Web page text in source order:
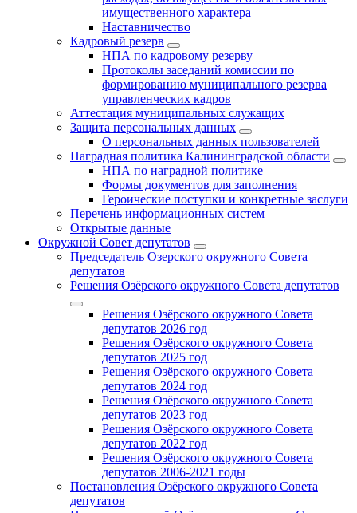
имущественного характера
Наставничество
Кадровый резерв
НПА по кадровому резерву
Протоколы заседаний комиссии по
формированию муниципального резерва
управленческих кадров
Аттестация муниципальных служащих
Защита персональных данных
О персональных данных пользователей
Наградная политика Калининградской области
НПА по наградной политике
Формы документов для заполнения
Героические поступки и конкретные заслуги
Перечень информационных систем
Открытые данные
Окружной Совет депутатов
Председатель Озерского окружного Совета
депутатов
Решения Озёрского окружного Совета депутатов
Решения Озёрского окружного Совета
депутатов 2026 год
Решения Озёрского окружного Совета
депутатов 2025 год
Решения Озёрского окружного Совета
депутатов 2024 год
Решения Озёрского окружного Совета
депутатов 2023 год
Решения Озёрского окружного Совета
депутатов 2022 год
Решения Озёрского окружного Совета
депутатов 2006-2021 годы
Постановления Озёрского окружного Совета
депутатов